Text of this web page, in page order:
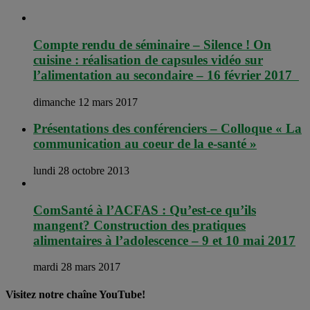
Compte rendu de séminaire – Silence ! On
cuisine : réalisation de capsules vidéo sur
l’alimentation au secondaire – 16 février 2017
dimanche 12 mars 2017
Présentations des conférenciers – Colloque « La
communication au coeur de la e-santé »
lundi 28 octobre 2013
ComSanté à l’ACFAS : Qu’est-ce qu’ils
mangent? Construction des pratiques
alimentaires à l’adolescence – 9 et 10 mai 2017
mardi 28 mars 2017
Visitez notre chaîne YouTube!